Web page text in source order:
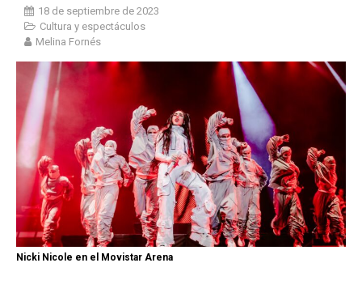
18 de septiembre de 2023
Cultura y espectáculos
Melina Fornés
Nicki Nicole en el Movistar Arena